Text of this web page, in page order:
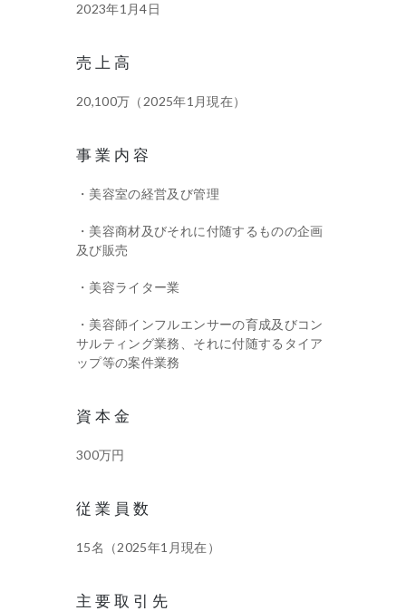
2023年1月4日
売上高
20,100万（2025年1月現在）
事業内容
・美容室の経営及び管理
・美容商材及びそれに付随するものの企画
及び販売
・美容ライター業
・美容師インフルエンサーの育成及びコン
サルティング業務、それに付随するタイア
ップ等の案件業務
資本金
300万円
従業員数
15名（2025年1月現在）
主要取引先